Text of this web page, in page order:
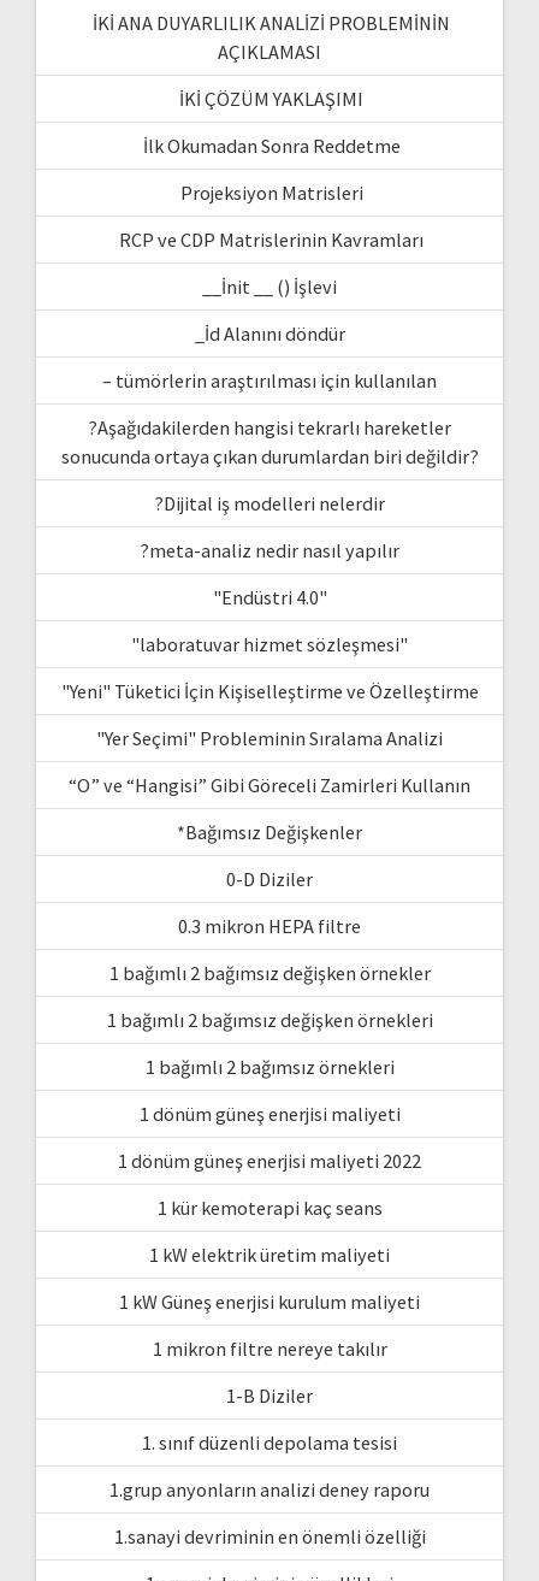
İKİ ANA DUYARLILIK ANALİZİ PROBLEMİNİN
AÇIKLAMASI
İKİ ÇÖZÜM YAKLAŞIMI
İlk Okumadan Sonra Reddetme
Projeksiyon Matrisleri
RCP ve CDP Matrislerinin Kavramları
__İnit __ () İşlevi
_İd Alanını döndür
– tümörlerin araştırılması için kullanılan
?Aşağıdakilerden hangisi tekrarlı hareketler
sonucunda ortaya çıkan durumlardan biri değildir?
?Dijital iş modelleri nelerdir
?meta-analiz nedir nasıl yapılır
"Endüstri 4.0"
"laboratuvar hizmet sözleşmesi"
"Yeni" Tüketici İçin Kişiselleştirme ve Özelleştirme
"Yer Seçimi" Probleminin Sıralama Analizi
“O” ve “Hangisi” Gibi Göreceli Zamirleri Kullanın
*Bağımsız Değişkenler
0-D Diziler
0.3 mikron HEPA filtre
1 bağımlı 2 bağımsız değişken örnekler
1 bağımlı 2 bağımsız değişken örnekleri
1 bağımlı 2 bağımsız örnekleri
1 dönüm güneş enerjisi maliyeti
1 dönüm güneş enerjisi maliyeti 2022
1 kür kemoterapi kaç seans
1 kW elektrik üretim maliyeti
1 kW Güneş enerjisi kurulum maliyeti
1 mikron filtre nereye takılır
1-B Diziler
1. sınıf düzenli depolama tesisi
1.grup anyonların analizi deney raporu
1.sanayi devriminin en önemli özelliği